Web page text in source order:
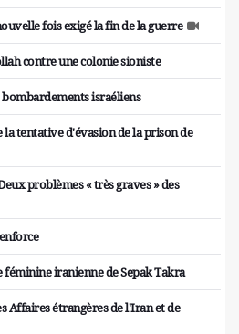
fois exigé la fin de la guerre
contre une colonie sioniste
bombardements israéliens
la tentative d'évasion de la prison de
problèmes « très graves » des
iranienne de Sepak Takra
Affaires étrangères de l'Iran et de